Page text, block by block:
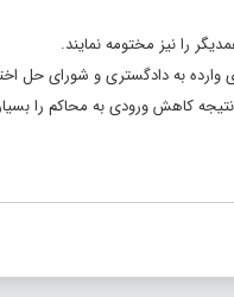
را نیز مختومه نمایند.
وارده به دادگستری و شورای حل
کاهش ورودی به محاکم را بسیار